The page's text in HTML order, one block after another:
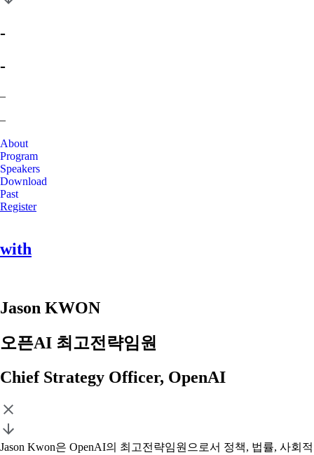
-
-
–
–
About
Program
Speakers
Download
Past
Register
with
Jason KWON
오픈AI 최고전략임원
Chief Strategy Officer, OpenAI
Jason Kwon은 OpenAI의 최고전략임원으로서 정책, 법률, 사회적